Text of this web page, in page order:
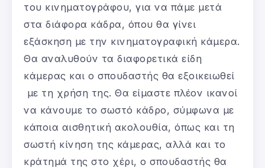
του κινηματογράφου, για να πάμε μετά
στα διάφορα κάδρα, όπου θα γίνει
εξάσκηση με την κινηματογραφική κάμερα.
Θα αναλυθούν τα διαφορετικά είδη
κάμερας και ο σπουδαστής θα εξοικειωθεί
με τη χρήση της. Θα είμαστε πλέον ικανοί
να κάνουμε το σωστό κάδρο, σύμφωνα με
κάποια αισθητική ακολουθία, όπως και τη
σωστή κίνηση της κάμερας, αλλά και το
κράτημά της στο χέρι, ο σπουδαστής θα